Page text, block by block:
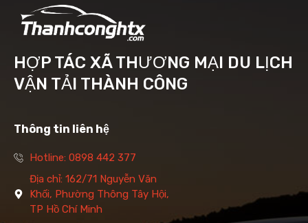
HỢP TÁC XÃ THƯƠNG MẠI DU LỊCH
VẬN TẢI THÀNH CÔNG
Thông tin liên hệ
Hotline: 0898 442 377
Địa chỉ: 162/71 Nguyễn Văn
Khối, Phường Thông Tây Hội,
TP Hồ Chí Minh